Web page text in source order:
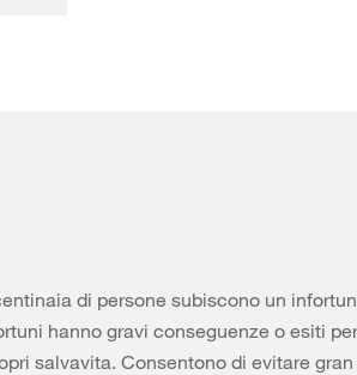
di persone subiscono un
hanno gravi conseguenze o esiti
salvavita. Consentono di evitare